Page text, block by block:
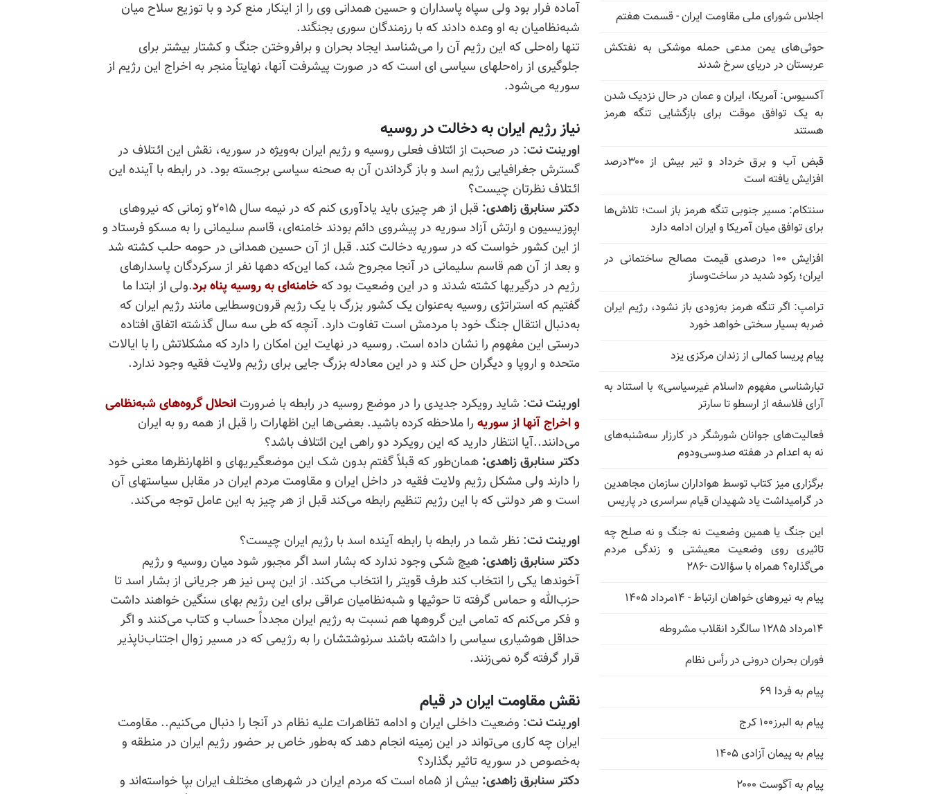
آماده فرار بود ولی سپاه پاسداران و حسین همدانی وی را از اینکار منع کرد و با توزیع سلاح میان
شبه‌‌نظامیان به او وعده دادند که با رزمندگان سوری بجنگند.
تنها راه‌حلی که این رژیم آن را می‌شناسد ایجاد بحران و برافروختن جنگ و کشتار بیشتر برای
جلوگیری از راه‌حلهای سیاسی ای است که در صورت پیشرفت آنها، نهایتاً منجر به اخراج این رژیم از
سوریه می‌شود.
نیاز رژیم ایران به دخالت در روسیه
اورینت نت: در صحبت از ائتلاف فعلی روسیه و رژیم ایران به‌ویژه در سوریه، نقش این ائـتلاف در
گسترش جغرافیایی رژیم اسد و باز گرداندن آن به صحنه سیاسی برجسته بود. در رابطه با آینده این
ائـتلاف نظرتان چیست؟
دکتر سنابرق زاهدی:
قبل از هر چیزی باید یادآوری کنم که در نیمه سال ۲۰۱۵و زمانی که نیروهای
اپوزیسیون و ارتش آزاد سوریه در پیشروی دائم بودند خامنه‌ای، قاسم سلیمانی را به مسکو فرستاد و
از این کشور خواست که در سوریه دخالت کند. قبل از آن حسین همدانی در حومه حلب کشته شد
و بعد از آن هم قاسم سلیمانی در آنجا مجروح شد، کما این‌که دهها نفر از سرکردگان پاسدارهای
رژیم در درگیریها کشته شدند و در این وضعیت بود که خامنه‌ای به روسیه پناه برد.ولی از ابتدا ما
گفتیم که استراتژی روسیه به‌عنوان یک کشور بزرگ با یک رژیم قرون‌وسطایی مانند رژیم ایران که
به‌دنبال انتقال جنگ خود با مردمش است تفاوت دارد. آنچه که طی سه سال گذشته اتفاق افتاده
درستی این مفهوم را نشان داده است. روسیه در نهایت این امکان را دارد که مشکلاتش را با ایالات
متحده و اروپا و دیگران حل کند و در این معادله بزرگ جایی برای رژیم ولایت فقیه وجود ندارد.
اورینت نت: شاید رویکرد جدیدی را در موضع روسیه در رابطه با ضرورت انحلال گروه‌های شبه‌نظامی
و اخراج آنها از سوریه را ملاحظه کرده باشید. بعضی‌ها این اظهارات را قبل از همه رو به ایران
می‌دانند..آیا انتظار دارید که این رویکرد دو راهی این ائتلاف باشد؟
دکتر سنابرق زاهدی: همان‌طور که قبلاً گفتم بدون شک این موضعگیریهای و اظهارنظرها معنی خود
را دارند ولی مشکل رژیم ولایت فقیه در داخل ایران و مقاومت مردم ایران در مقابل سیاستهای آن
است و هر دولتی که با این رژیم تنظیم رابطه می‌کند قبل از هر چیز به این عامل توجه می‌کند.
اورینت نت: نظر شما در رابطه با رابطه آینده اسد با رژیم ایران چیست؟
دکتر سنابرق زاهدی: هیچ شکی وجود ندارد که بشار اسد اگر مجبور شود میان روسیه و رژیم
آخوندها یکی را انتخاب کند طرف قویتر را انتخاب می‌کند. از این پس نیز هر جریانی از بشار اسد تا
حزب‌الله و حماس گرفته تا حوثیها و شبه‌‌نظامیان عراقی برای این رژیم بهای سنگین خواهند داشت
و فکر می‌کنم که تمامی این گروهها هم نسبت به رژیم ایران مجدداً حساب و کتاب می‌کنند و اگر
حداقل هوشیاری سیاسی را داشته باشند سرنوشتشان را به رژیمی که در مسیر زوال اجتناب‌ناپذیر
قرار گرفته گره نمی‌زنند.
نقش مقاومت ایران در قیام
اورینت نت: وضعیت داخلی ایران و ادامه تظاهرات علیه نظام در آنجا را دنبال می‌کنیم.. مقاومت
ایران چه کاری می‌تواند در این زمینه انجام دهد که به‌طور خاص بر حضور رژیم ایران در منطقه و
به‌خصوص در سوریه تاثیر بگذارد؟
دکتر سنابرق زاهدی:
بیش از ۵ماه است که مردم ایران در شهرهای مختلف ایران بپا خواسته‌اند و
اجلاس شورای ملی مقاومت ایران - قسمت هفتم
حوثی‌های یمن مدعی حمله موشکی به نفتکش
عربستان در دریای سرخ شدند
آکسیوس: آمریکا، ایران و عمان در حال نزدیک شدن
به یک توافق موقت برای بازگشایی تنگه هرمز
هستند
قبض آب و برق خرداد و تیر بیش از ۳۰۰درصد
افزایش یافته است
سنتکام: مسیر جنوبی تنگه هرمز باز است؛ تلاش‌ها
برای توافق میان آمریکا و ایران ادامه دارد
افزایش ۱۰۰ درصدی قیمت مصالح ساختمانی در
ایران؛ رکود شدید در ساخت‌وساز
ترامپ: اگر تنگه هرمز به‌زودی باز نشود، رژیم ایران
ضربه بسیار سختی خواهد خورد
پیام پریسا کمالی از زندان مرکزی یزد
تبارشناسی مفهوم «اسلام غیرسیاسی» با استناد به
آرای فلاسفه از ارسطو تا سارتر
فعالیت‌های جوانان شورشگر در کارزار سه‌شنبه‌های
نه به اعدام در هفته صدوسی‌و‌دوم
برگزاری میز کتاب توسط هواداران سازمان مجاهدین
در گرامیداشت یاد شهیدان قیام سراسری در پاریس
این جنگ یا همین وضعیت نه جنگ و نه صلح چه
تاثیری روی وضعیت معیشتی و زندگی مردم
می‌گذاره؟ همراه با سؤالات -۲۸۶
پیام به نیروهای خواهان ارتباط - ۱۴مرداد ۱۴۰۵
۱۴مرداد ۱۲۸۵ سالگرد انقلاب مشروطه
فوران بحران درونی در رأس نظام
پیام به فردا ۶۹
پیام به البرز۱۰۰ کرج
پیام به پیمان آزادی ۱۴۰۵
پیام به آگوست ۲۰۰۰